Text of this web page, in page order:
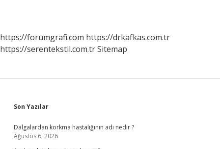
https://forumgrafi.com https://drkafkas.com.tr
https://serentekstil.com.trSitemap
Sidebar
Son Yazılar
Dalgalardan korkma hastalığının adı nedir ?
Ağustos 6, 2026